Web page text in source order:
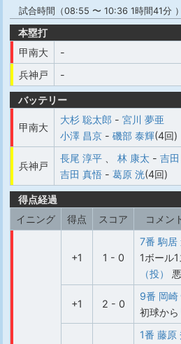
試合時間（08:55 〜 10:36 1時間41分 ）
本塁打
甲南大
-
兵神戸
-
バッテリー
甲南大
大杉 聡太郎 - 宮川 夢亜
小澤 昌京 - 磯部 泰輝(4回)
兵神戸
長尾 淳平 林 康太 - 吉
吉田 真悟 - 葛原 洸(4回)
得点経過
イニング
得点 スコア コメン
+1 1 - 0
7番 駒居
1ボール
（投）
+1 2 - 0
9番 岡崎
初球から
1番 藤原